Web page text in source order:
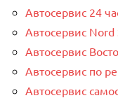
Автосервис 24
Автосервис Nord
Автосервис
Автосервис по
Автосервис